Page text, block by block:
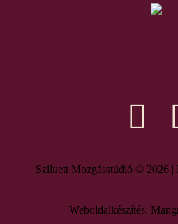
Sziluett Mozgásstúdió © 2026
Weboldalkészítés: